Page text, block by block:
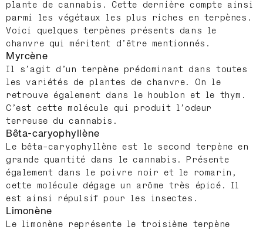
plante de cannabis. Cette dernière compte ainsi
parmi les végétaux les plus riches en terpènes.
Voici quelques terpènes présents dans le
chanvre qui méritent d’être mentionnés.
Myrcène
Il s’agit d’un terpène prédominant dans toutes
les variétés de plantes de chanvre. On le
retrouve également dans le houblon et le thym.
C’est cette molécule qui produit l’odeur
terreuse du cannabis.
Bêta-caryophyllène
Le bêta-caryophyllène est le second terpène en
grande quantité dans le cannabis. Présente
également dans le poivre noir et le romarin,
cette molécule dégage un arôme très épicé. Il
est ainsi répulsif pour les insectes.
Limonène
Le limonène représente le troisième terpène